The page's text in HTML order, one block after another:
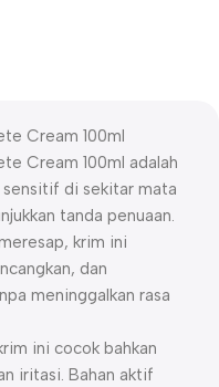
Cream 100ml
Cream 100ml adalah
sensitif di sekitar mata
tanda penuaan.
krim ini
dan
meninggalkan rasa
ini cocok bahkan
iritasi. Bahan aktif